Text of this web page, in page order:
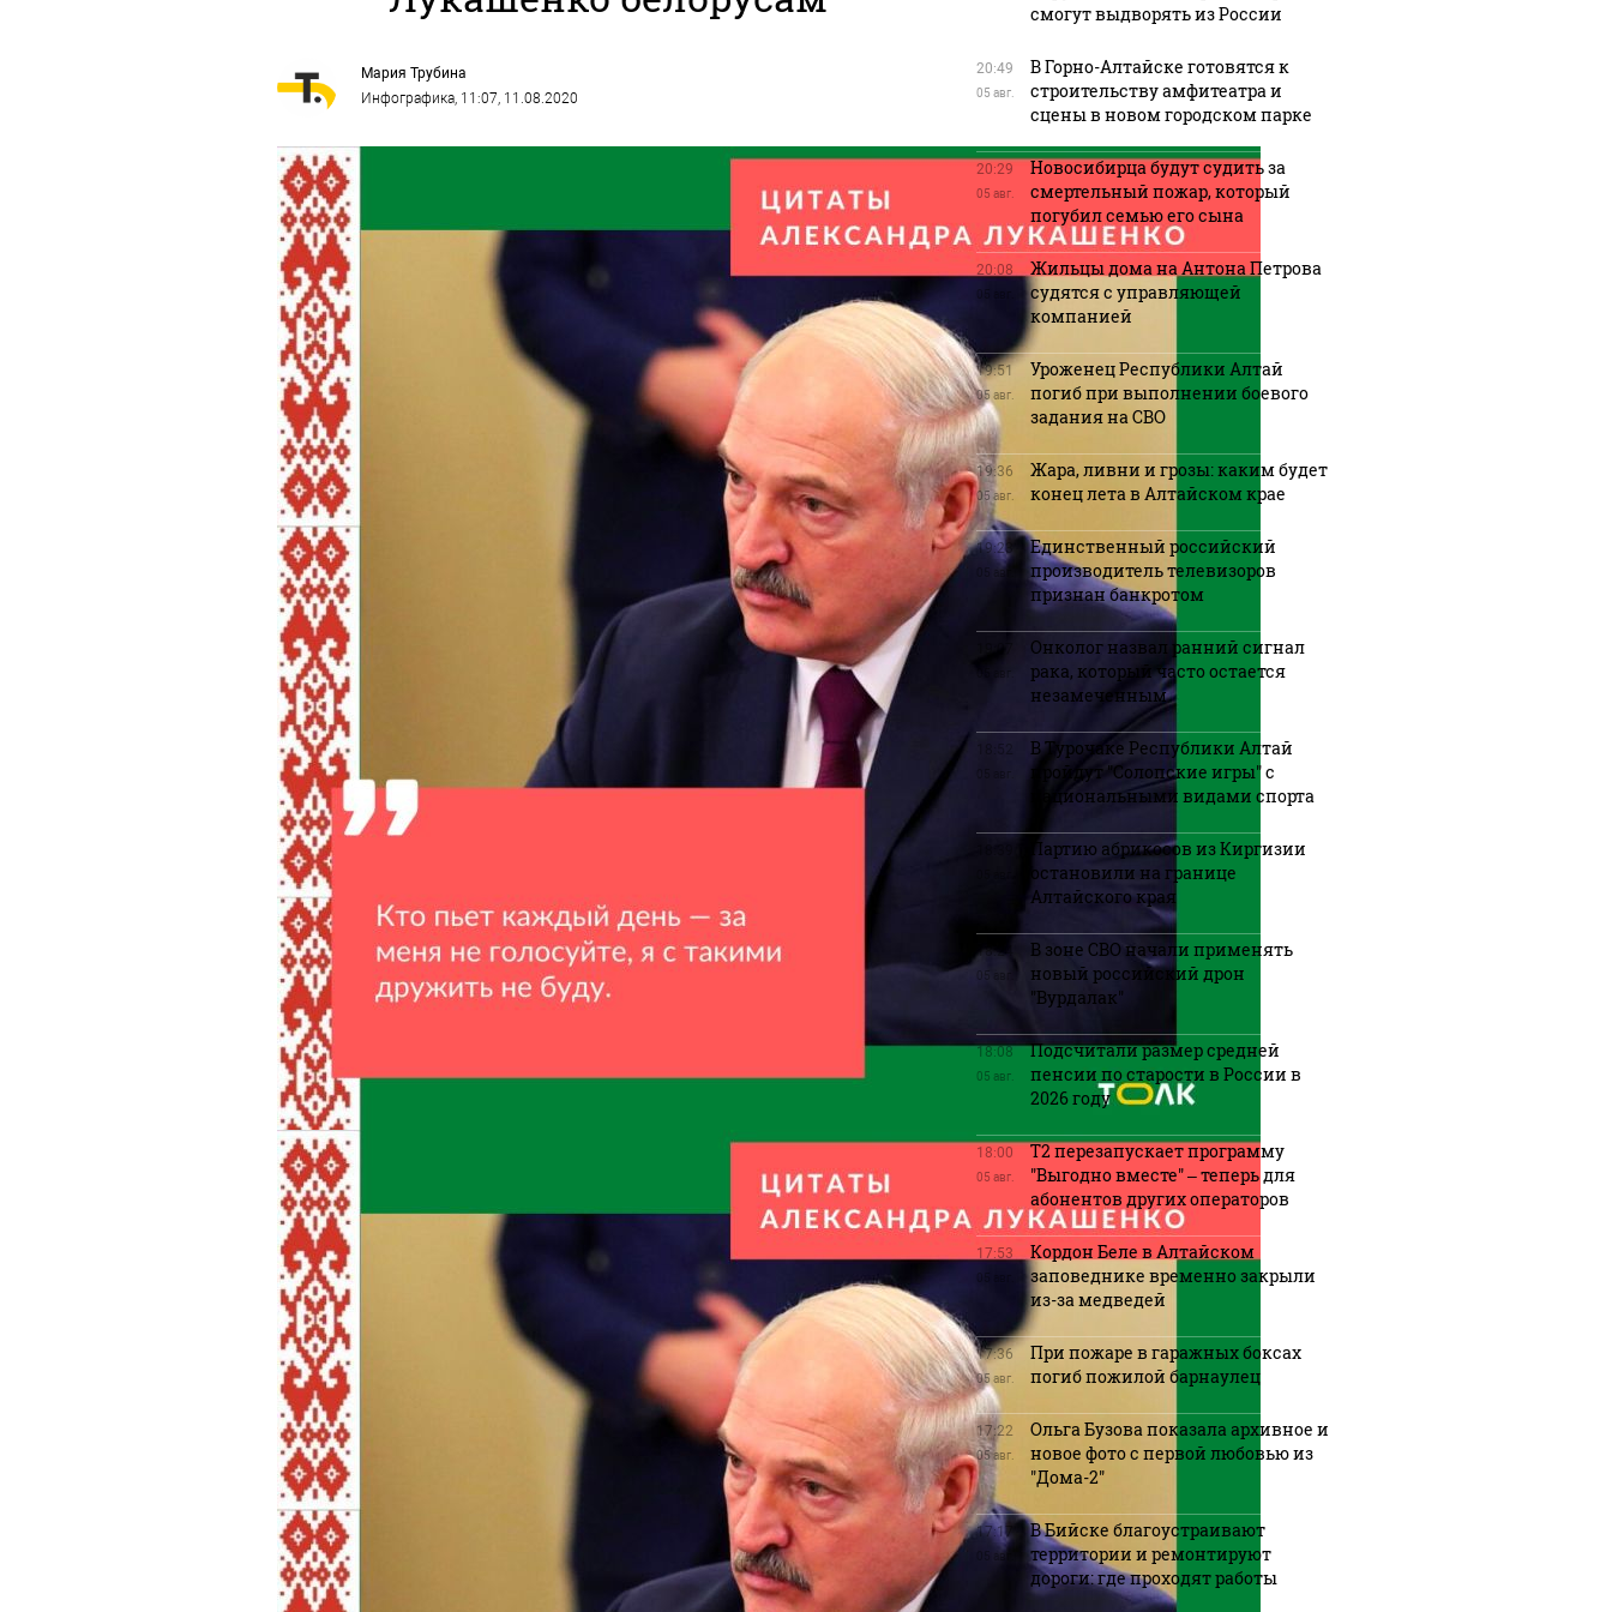
Мария Трубина
Инфографика, 11:07, 11.08.2020
смогут выдворять из России
20:49
05 авг.
В Горно-Алтайске готовятся к
строительству амфитеатра и
сцены в новом городском парке
20:29
05 авг.
Новосибирца будут судить за
смертельный пожар, который
погубил семью его сына
20:08
Жильцы дома на Антона Петрова
судятся с управляющей
компанией
19:51
05 авг.
Уроженец Республики Алтай
погиб при выполнении боевого
задания на СВО
19:36
05 авг.
Жара, ливни и грозы: каким будет
конец лета в Алтайском крае
19:23
05 авг.
Единственный российский
производитель телевизоров
признан банкротом
Онколог назвал ранний сигнал
рака, который часто остается
незамеченным
В Турочаке Республики Алтай
пройдут "Солопские игры" с
национальными видами спорта
Партию абрикосов из Киргизии
остановили на границе
Алтайского края
18:24
В зоне СВО начали применять
новый российский дрон
"Вурдалак"
18:08
05 авг.
Подсчитали размер средней
пенсии по старости в России в
2026 году
18:00
05 авг.
Т2 перезапускает программу
"Выгодно вместе" – теперь для
абонентов других операторов
17:53
Кордон Беле в Алтайском
заповеднике временно закрыли
из-за медведей
17:36
05 авг.
При пожаре в гаражных боксах
погиб пожилой барнаулец
17:22
05 авг.
Ольга Бузова показала архивное и
новое фото с первой любовью из
"Дома-2"
17:17
05 авг.
В Бийске благоустраивают
территории и ремонтируют
дороги: где проходят работы